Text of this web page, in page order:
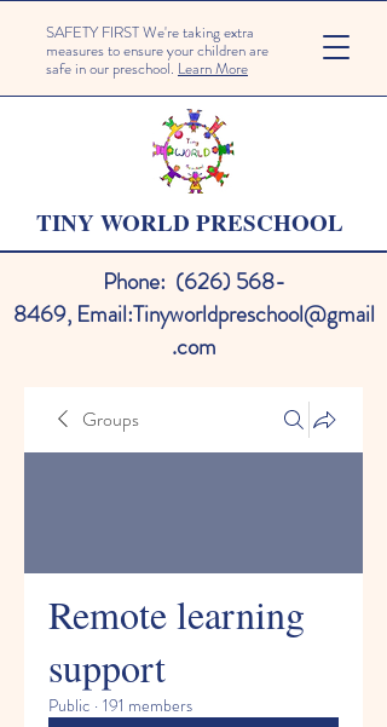
SAFETY FIRST We're taking extra
measures to ensure your children are
safe in our preschool. Learn More
TINY WORLD PRESCHOOL
Phone: (626) 568-
8469, Email:Tinyworldpreschool@gmail
.com
Groups
Remote learning
support
Public · 191 members